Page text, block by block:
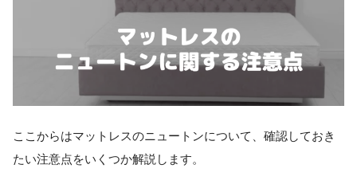
ここからはマットレスのニュートンについて、確認しておき
たい注意点をいくつか解説します。